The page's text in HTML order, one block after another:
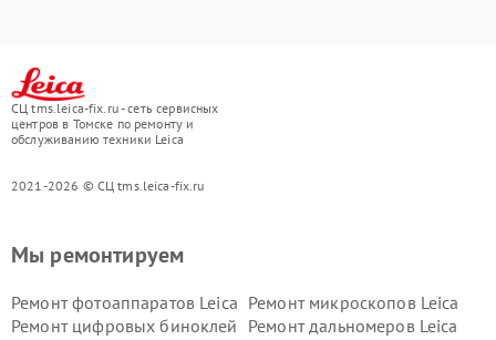
СЦ tms.leica-fix.ru - сеть сервисных
центров в Томске по ремонту и
обслуживанию техники Leica
2021-2026 © СЦ tms.leica-fix.ru
Мы ремонтируем
Ремонт фотоаппаратов Leica Ремонт микроскопов Leica
Ремонт цифровых биноклей Ремонт дальномеров Leica